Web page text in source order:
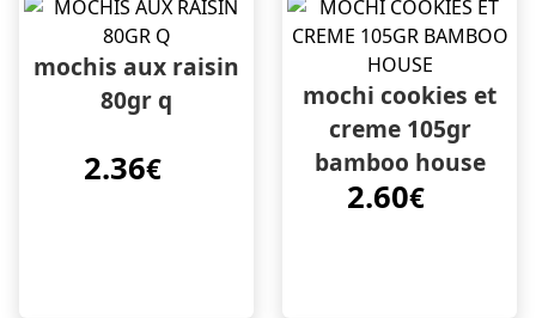
mochis aux raisin
80gr q
2.36€
mochi cookies et
creme 105gr
bamboo house
2.60€